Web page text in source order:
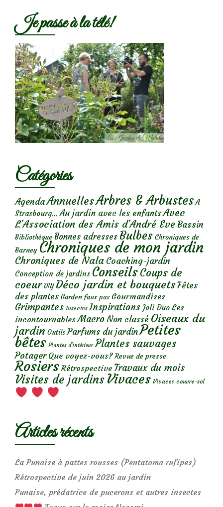
Je passe à la télé!
Catégories
AgendaAnnuellesArbres & Arbustes A
Strasbourg... Au jardin avec les enfantsAvec
L'Association des Amis d'André Eve Bassin
Bibliothèque Bonnes adresses Bulbes Chroniques de
Barney Chroniques de mon jardin
Chroniques de Nala Coaching-jardin
Conception de jardins ConseilsCoups de
coeur DIY Déco jardin et bouquetsFêtes
des plantes Garden faux pas Gourmandises
Grimpantes Insectes Inspirations Joli Duo Les
incontournables Macro Non classé Oiseaux du
jardin Outils Parfums du jardinPetites
bêtes Plantes d’intérieur Plantes sauvages
Potager Que voyez-vous? Revue de presse
Rosiers Rétrospective Travaux du mois
Visites de jardins Vivaces Vivaces couvre-sol
Articles récents
La Punaise à pattes rousses (Pentatoma rufipes)
Rétrospective de juin 2026 au jardin
Punaise, prédatrice de pucerons et autres insectes